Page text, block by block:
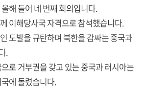
해 들어 네 번째 회의입니다.
이해당사국 자격으로 참석했습니다.
도발을 규탄하며 북한을 감싸는 중국과
.
로 거부권을 갖고 있는 중국과 러시아는
에 돌렸습니다.